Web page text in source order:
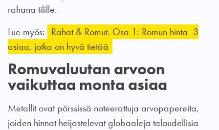
rahana tilille.
Lue myös:
Rahat & Romut. Osa 1: Romun hinta -3
asiaa, jotka on hyvä tietää
Romuvaluutan arvoon
vaikuttaa monta asiaa
Metallit ovat pörssissä noteerattuja arvopapereita,
joiden hinnat heijastelevat globaaleja taloudellisia